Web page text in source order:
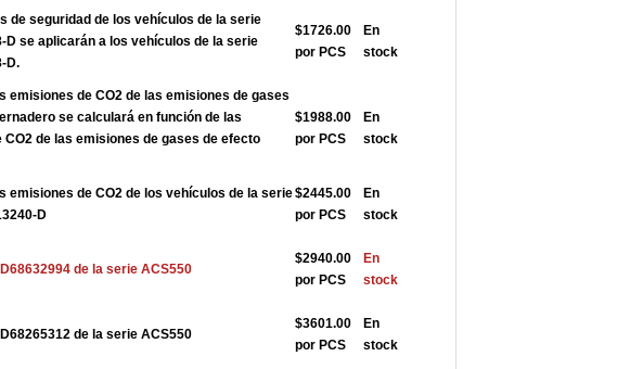
de seguridad de los vehículos de la serie
D se aplicarán a los vehículos de la serie
D.
$1726.00
por PCS
En
stock
emisiones de CO2 de las emisiones de gases
se calculará en función de las
CO2 de las emisiones de gases de efecto
$1988.00
por PCS
En
stock
emisiones de CO2 de los vehículos de la serie
D
$2445.00
por PCS
En
stock
de la serie ACS550
$2940.00
por PCS
En
stock
de la serie ACS550
$3601.00
por PCS
En
stock